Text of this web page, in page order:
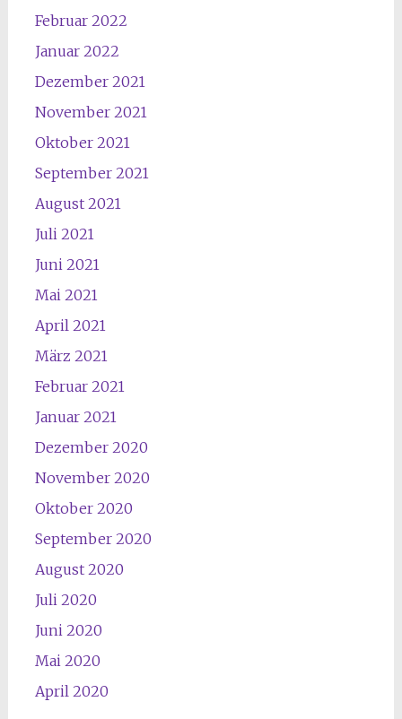
Februar 2022
Januar 2022
Dezember 2021
November 2021
Oktober 2021
September 2021
August 2021
Juli 2021
Juni 2021
Mai 2021
April 2021
März 2021
Februar 2021
Januar 2021
Dezember 2020
November 2020
Oktober 2020
September 2020
August 2020
Juli 2020
Juni 2020
Mai 2020
April 2020